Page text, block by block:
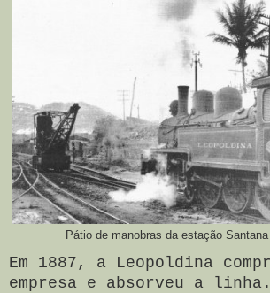
Pátio de manobras da estação
Em 1887, a Leopoldina
empresa e absorveu a